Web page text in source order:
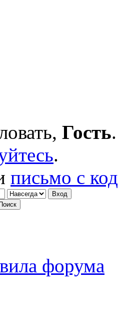
Гость
.
письмо с
форума